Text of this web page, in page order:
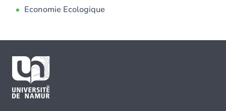
Economie Ecologique